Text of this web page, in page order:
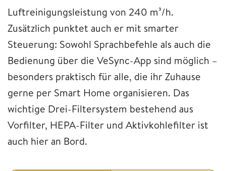
Luftreinigungsleistung von 240 m³/h.
Zusätzlich punktet auch er mit smarter
Steuerung: Sowohl Sprachbefehle als auch die
Bedienung über die VeSync-App sind möglich –
besonders praktisch für alle, die ihr Zuhause
gerne per Smart Home organisieren. Das
wichtige Drei-Filtersystem bestehend aus
Vorfilter, HEPA-Filter und Aktivkohlefilter ist
auch hier an Bord.